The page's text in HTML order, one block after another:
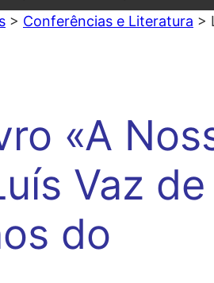
> Conferências e Literatura >
«A
Vaz de
do